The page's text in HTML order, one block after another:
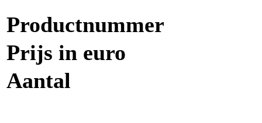
Productnummer
Prijs in euro
Aantal